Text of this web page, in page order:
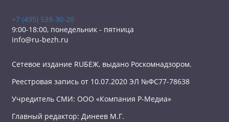
+7 (495) 539-30-20
9:00-18:00, понедельник - пятница
info@ru-bezh.ru
Сетевое издание RUБЕЖ, выдано Роскомнадзором.
Реестровая запись от 10.07.2020 ЭЛ №ФС77-78638
Учредитель СМИ: ООО «Компания Р-Медиа»
Главный редактор: Динеев М.Г.